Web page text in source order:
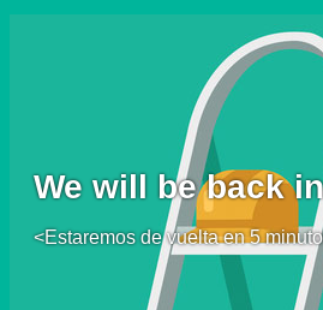
We will be back
<Estaremos de vuelta en 5